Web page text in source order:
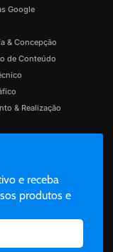
Google
& Concepção
de Conteúdo
& Realização
e receba
produtos e